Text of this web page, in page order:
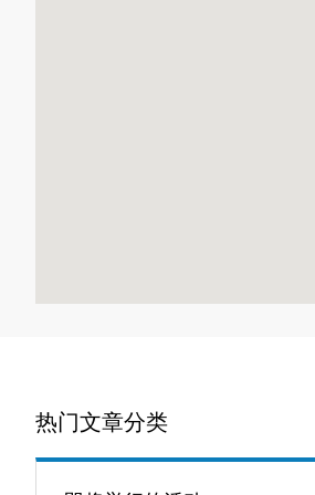
热门文章分类